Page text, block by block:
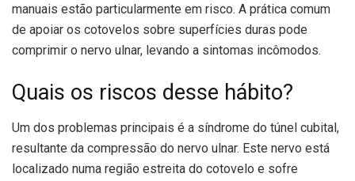
manuais estão particularmente em risco. A prática comum
de apoiar os cotovelos sobre superfícies duras pode
comprimir o nervo ulnar, levando a sintomas incômodos.
Quais os riscos desse hábito?
Um dos problemas principais é a síndrome do túnel cubital,
resultante da compressão do nervo ulnar. Este nervo está
localizado numa região estreita do cotovelo e sofre